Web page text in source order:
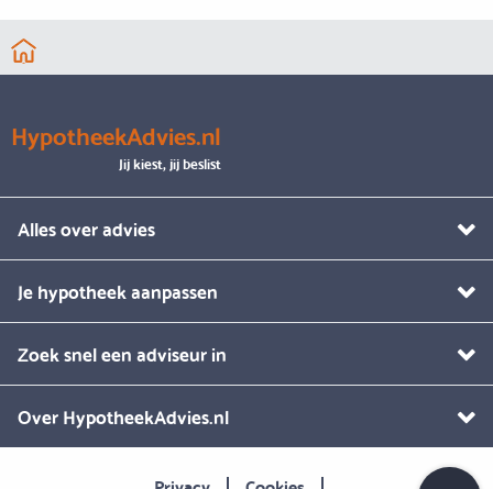
HypotheekAdvies.nl
Jij kiest, jij beslist
Alles over advies
Je hypotheek aanpassen
Zoek snel een adviseur in
Over HypotheekAdvies.nl